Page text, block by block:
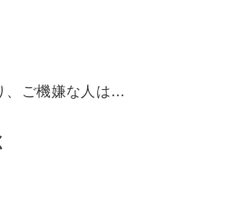
、ご機嫌な人は…